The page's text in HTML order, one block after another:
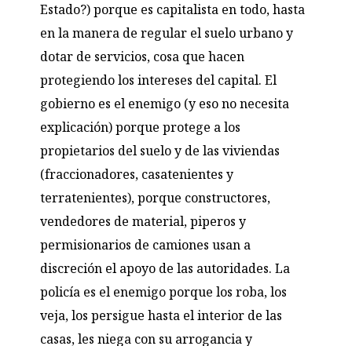
Estado?) porque es capitalista en todo, hasta
en la manera de regular el suelo urbano y
dotar de servicios, cosa que hacen
protegiendo los intereses del capital. El
gobierno es el enemigo (y eso no necesita
explicación) porque protege a los
propietarios del suelo y de las viviendas
(fraccionadores, casatenientes y
terratenientes), porque constructores,
vendedores de material, piperos y
permisionarios de camiones usan a
discreción el apoyo de las autoridades. La
policía es el enemigo porque los roba, los
veja, los persigue hasta el interior de las
casas, les niega con su arrogancia y